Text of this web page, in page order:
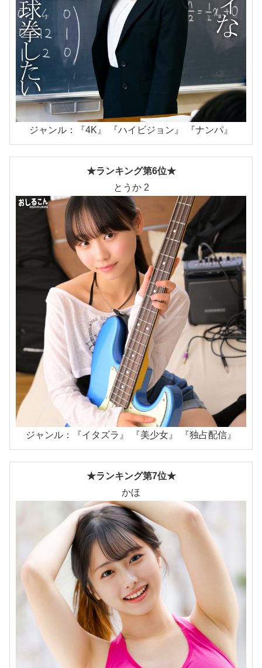
ジャンル：『4K』 『ハイビジョン』 『ナンパ』
★ランキング第6位★
とうか 2
ジャンル：『イタズラ』 『美少女』 『独占配信』
★ランキング第7位★
かほ